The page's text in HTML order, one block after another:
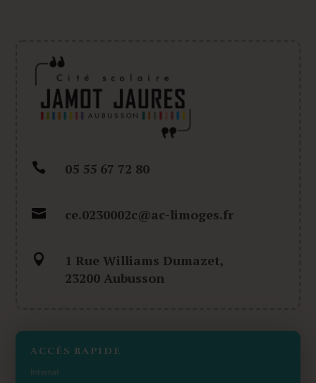
 05 55 67 72 80
 ce.0230002c@ac-limoges.fr

1 Rue Williams Dumazet,
23200 Aubusson
ACCÈS RAPIDE
Internat